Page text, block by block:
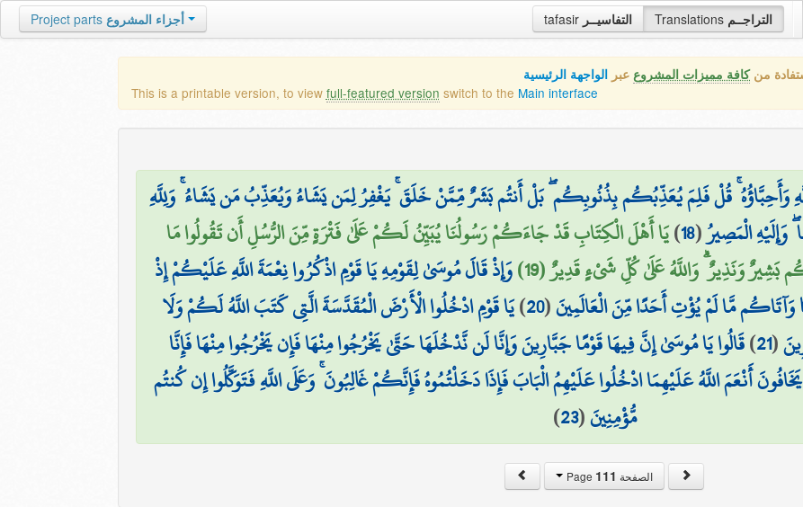
tafasir التفاسيــر Translations التراجــم Project parts أجزاء المشروع
منكافة مميزات المشروع عبر الواجهة الرئيسية
This is a printable version, to view full-featured version switch to the Main interface
وَأَحِبَّاؤُهُ ۚ قُلْ فَلِمَ يُعَذِّبُكُم بِذُنُوبِكُم ۖ بَلْ أَنتُم بَشَرٌ مِّمَّنْ خَلَقَ ۚ يَغْفِرُ لِمَن يَشَاءُ وَيُعَذِّبُ مَن يَشَاءُ ۚ وَلِلَّهِ
الْمَصِيرُ(
18
)يَا أَهْلَ الْكِتَابِ قَدْ جَاءَكُمْ رَسُولُنَا يُبَيِّنُ لَكُمْ عَلَىٰ فَتْرَةٍ مِّنَ الرُّسُلِ أَن تَقُولُوا مَا
وَنَذِيرٌ ۗ وَاللَّهُ عَلَىٰ كُلِّ شَيْءٍ قَدِيرٌ (19)
وَإِذْ قَالَ مُوسَىٰ لِقَوْمِهِ يَا قَوْمِ اذْكُرُوا نِعْمَةَ اللَّهِ عَلَيْكُمْ إِذْ
مَّا لَمْ يُؤْتِ أَحَدًا مِّنَ الْعَالَمِينَ(
20
)يَا قَوْمِ ادْخُلُوا الْأَرْضَ الْمُقَدَّسَةَ الَّتِي كَتَبَ اللَّهُ لَكُمْ وَلَا
(
21
)قَالُوا يَا مُوسَىٰ إِنَّ فِيهَا قَوْمًا جَبَّارِينَ وَإِنَّا لَن نَّدْخُلَهَا حَتَّىٰ يَخْرُجُوا مِنْهَا فَإِن يَخْرُجُوا مِنْهَا فَإِنَّا
أَنْعَمَ اللَّهُ عَلَيْهِمَا ادْخُلُوا عَلَيْهِمُ الْبَابَ فَإِذَا دَخَلْتُمُوهُ فَإِنَّكُمْ غَالِبُونَ ۚ وَعَلَى اللَّهِ فَتَوَكَّلُوا إِن كُنتُم
مُّؤْمِنِينَ(
23
)
الصفحة Page 111